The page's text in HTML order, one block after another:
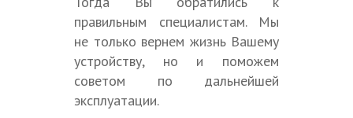
правильным специалистам. Мы
не только вернем жизнь Вашему
устройству, но и поможем
советом по дальнейшей
эксплуатации.